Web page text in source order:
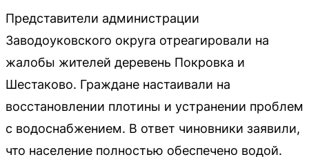
Представители администрации
Заводоуковского округа отреагировали на
жалобы жителей деревень Покровка и
Шестаково. Граждане настаивали на
восстановлении плотины и устранении проблем
с водоснабжением. В ответ чиновники заявили,
что население полностью обеспечено водой.